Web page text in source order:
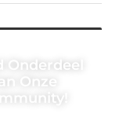
Onderdeel
Onze